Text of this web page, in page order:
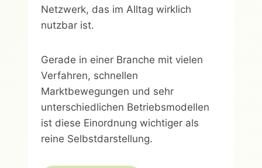
Netzwerk, das im Alltag wirklich
nutzbar ist.
Gerade in einer Branche mit vielen
Verfahren, schnellen
Marktbewegungen und sehr
unterschiedlichen Betriebsmodellen
ist diese Einordnung wichtiger als
reine Selbstdarstellung.